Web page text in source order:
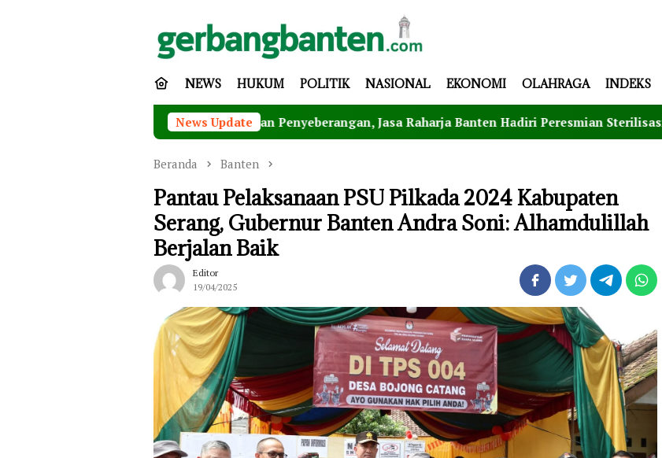
NEWS HUKUM POLITIK NASIONAL EKONOMI OLAHRAGA INDEKS
News Update
dan Keselamatan Penyeberangan, Jasa Raharja Banten Hadiri Peresmian Sterilisasi Pelabuhan Merak
Beranda Banten
Pantau Pelaksanaan PSU Pilkada 2024 Kabupaten
Serang, Gubernur Banten Andra Soni: Alhamdulillah
Berjalan Baik
Editor
19/04/2025